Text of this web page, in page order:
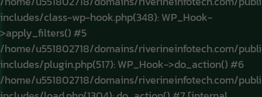
includes/class-wp-hook.php(348): WP_Hook-
>apply_filters() #5
/home/u551802718/domains/riverineinfotech.com/
includes/plugin.php(517): WP_Hook->do_action() #6
/home/u551802718/domains/riverineinfotech.com/